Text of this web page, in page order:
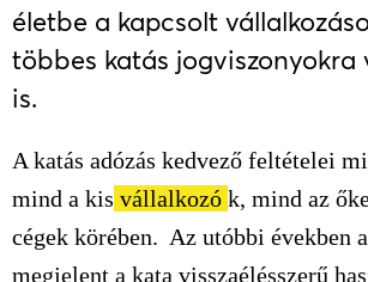
életbe a kapcsolt
többes katás jogviszonyokra
is.
A katás adózás kedvező feltételei
mind a kis vállalkozó k, mind az
cégek körében. Az utóbbi években
megjelent a kata visszaélésszerű